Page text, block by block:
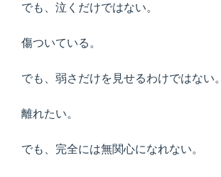
でも、泣くだけではない。
傷ついている。
でも、弱さだけを見せるわけではない。
離れたい。
でも、完全には無関心になれない。